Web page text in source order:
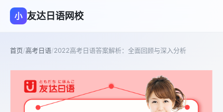
小 友达日语网校
首页/高考日语/2022高考日语答案解析：全面回顾与深入分析